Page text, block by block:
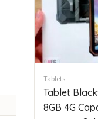
Tablets
Tablet
8GB 4G